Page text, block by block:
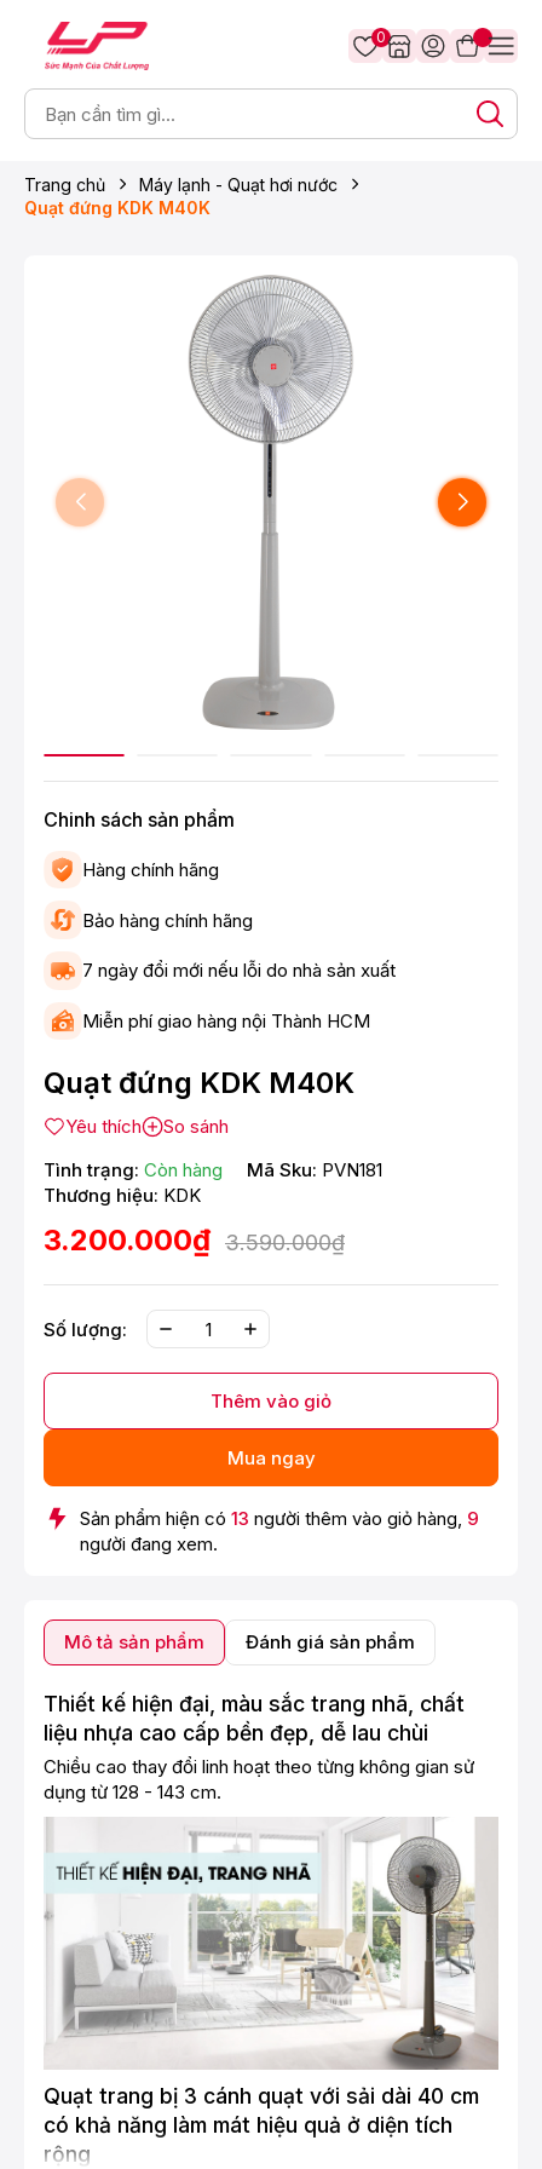
0
Trang chủ
Máy lạnh - Quạt hơi nước
Quạt đứng KDK M40K
Chinh sách sản phẩm
Hàng chính hãng
Bảo hàng chính hãng
7 ngày đổi mới nếu lỗi do nhà sản xuất
Miễn phí giao hàng nội Thành HCM
Quạt đứng KDK M40K
Yêu thích
So sánh
Tình trạng: Còn hàng Mã Sku: PVN181
Thương hiệu: KDK
3.200.000₫ 3.590.000₫
Số lượng:
Thêm vào giỏ
Mua ngay
Sản phẩm hiện có 13 người thêm vào giỏ hàng, 9
người đang xem.
Mô tả sản phẩm Đánh giá sản phẩm
Thiết kế hiện đại, màu sắc trang nhã, chất
liệu nhựa cao cấp bền đẹp, dễ lau chùi
Chiều cao thay đổi linh hoạt theo từng không gian sử
dụng từ 128 - 143 cm.
Quạt trang bị 3 cánh quạt với sải dài 40 cm
có khả năng làm mát hiệu quả ở diện tích
rộng